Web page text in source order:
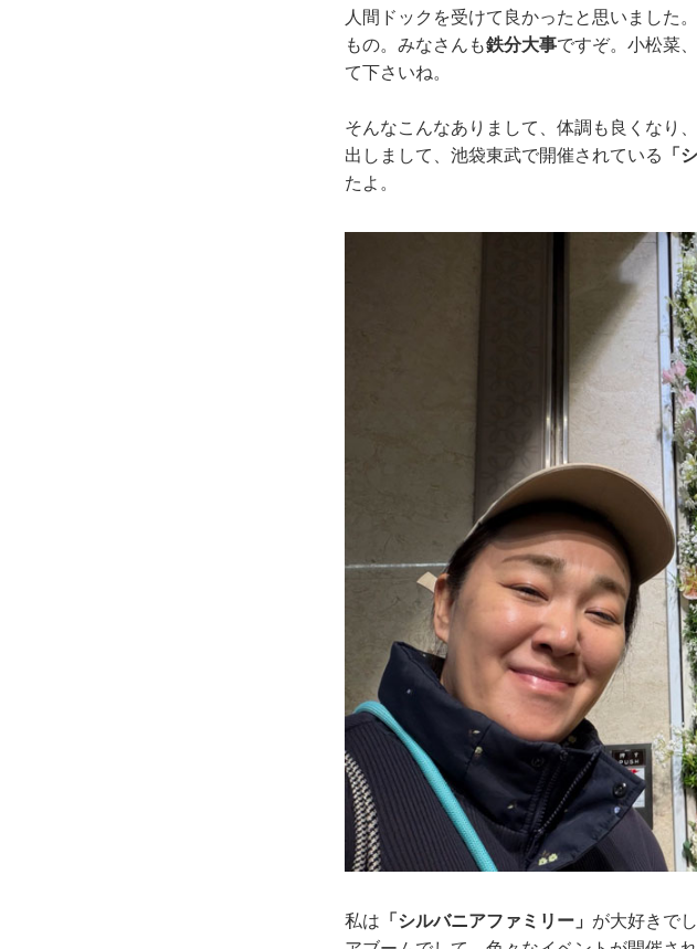
人間ドックを受けて良かったと思いました
もの。みなさんも鉄分大事ですぞ。小松菜
て下さいね。
そんなこんなありまして、体調も良くなり
出しまして、池袋東武で開催されている
「
たよ。
私は 「シルバニアファミリー」 が大好きで